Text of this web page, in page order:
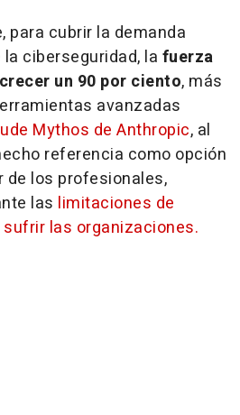
cubrir la demanda
ciberseguridad, la fuerza
un 90 por ciento, más
avanzadas
Mythos de Anthropic, al
referencia como opción
de los profesionales,
las limitaciones de
las organizaciones.